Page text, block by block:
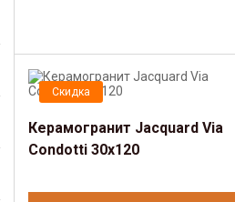
Скидка
Керамогранит Jacquard Via
Condotti 30х120